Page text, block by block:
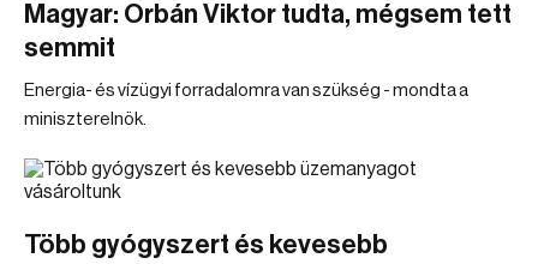
Magyar: Orbán Viktor tudta, mégsem tett
semmit
Energia- és vízügyi forradalomra van szükség - mondta a
miniszterelnök.
Több gyógyszert és kevesebb